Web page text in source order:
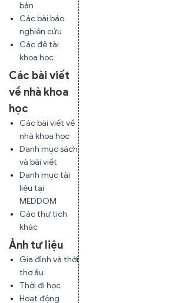
bản
Các bài báo
nghiên cứu
Các đề tài
khoa học
Các bài viết
về nhà khoa
học
Các bài viết về
nhà khoa học
Danh mục sách
và bài viết
Danh mục tài
liệu tại
MEDDOM
Các thư tịch
khác
Ảnh tư liệu
Gia đình và thời
thơ ấu
Thời đi học
Hoạt động